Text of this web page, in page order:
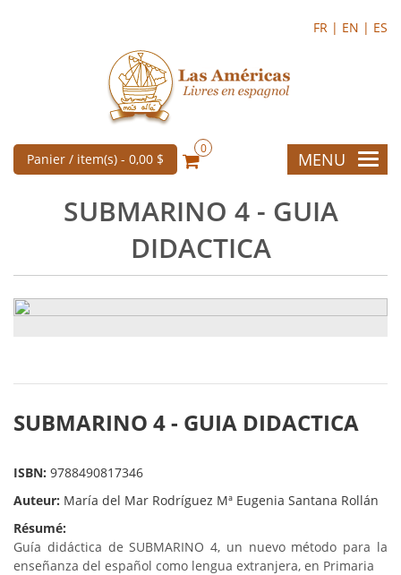
FR | EN | ES
Panier / item(s) - 0,00 $
0
MENU
SUBMARINO 4 - GUIA
DIDACTICA
SUBMARINO 4 - GUIA DIDACTICA
ISBN: 9788490817346
Auteur: María del Mar Rodríguez Mª Eugenia Santana Rollán
Résumé:
Guía didáctica de SUBMARINO 4, un nuevo método para la
enseñanza del español como lengua extranjera, en Primaria